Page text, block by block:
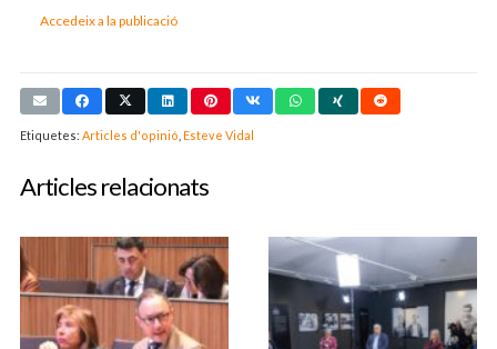
Accedeix a la publicació
Etiquetes: Articles d'opinió Esteve Vidal
Articles relacionats